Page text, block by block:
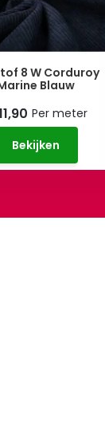
8 W Corduroy
Blauw
Per meter
Bekijken